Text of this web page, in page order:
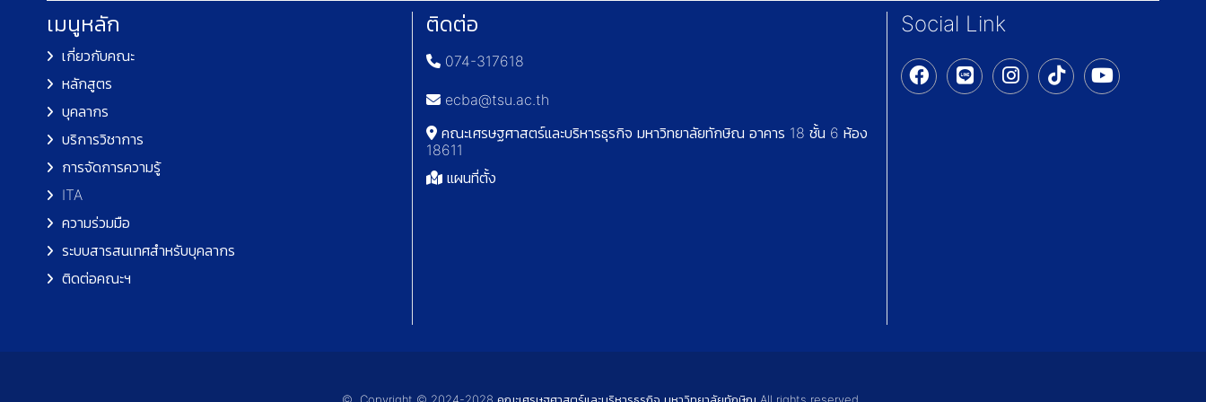
เมนูหลัก
เกี่ยวกับคณะ
หลักสูตร
บุคลากร
บริการวิชาการ
การจัดการความรู้
ITA
ความร่วมมือ
ระบบสารสนเทศสำหรับบุคลากร
ติดต่อคณะฯ
ติดต่อ
074-317618
ecba@tsu.ac.th
คณะเศรษฐศาสตร์และบริหารธุรกิจ มหาวิทยาลัยทักษิณ อาคาร 18 ชั้น 6 ห้อง
18611
แผนที่ตั้ง
Social Link